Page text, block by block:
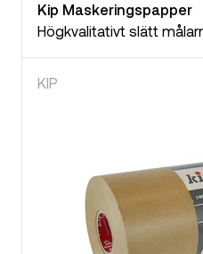
Kip Maskeringspapper
Högkvalitativt slätt
KIP